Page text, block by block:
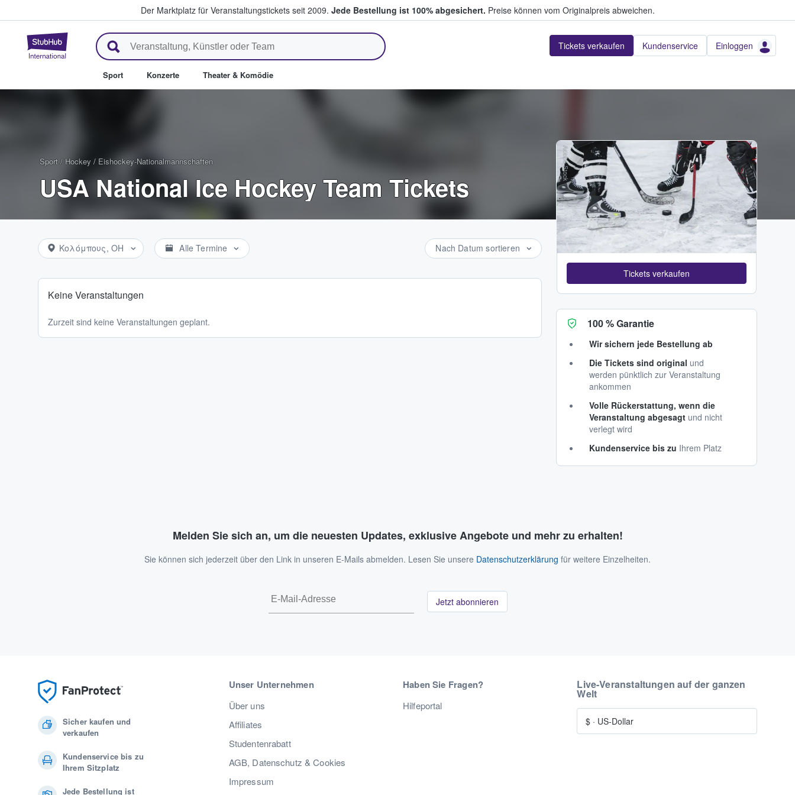
Der Marktplatz für Veranstaltungstickets seit 2009. Jede Bestellung ist 100% abgesichert. Preise können vom Originalpreis abweichen.
StubHub - Wo Fans Tickets kaufen & verkaufen Tickets verkaufen Kundenservice Einloggen
Sport Konzerte Theater & Komödie
Sport / Hockey / Eishockey-Nationalmannschaften
USA National Ice Hockey Team Tickets
Κολόμπους, OH Alle Termine Nach Datum sortieren
Keine Veranstaltungen
Zurzeit sind keine Veranstaltungen geplant.
Adobe Stock
Tickets verkaufen
100 % Garantie
Wir sichern jede Bestellung ab
Die Tickets sind original und
werden pünktlich zur Veranstaltung
ankommen
Volle Rückerstattung, wenn die
Veranstaltung abgesagt und nicht
verlegt wird
Kundenservice bis zu Ihrem Platz
Melden Sie sich an, um die neuesten Updates, exklusive Angebote und mehr zu erhalten!
Sie können sich jederzeit über den Link in unseren E-Mails abmelden. Lesen Sie unsere Datenschutzerklärung für weitere Einzelheiten.
Jetzt abonnieren
Sicher kaufen und
verkaufen
Kundenservice bis zu
Ihrem Sitzplatz
Jede Bestellung ist
Unser Unternehmen
Über uns
Affiliates
Studentenrabatt
AGB, Datenschutz & Cookies
Impressum
Haben Sie Fragen?
Hilfeportal
Live-Veranstaltungen auf der ganzen
Welt
$ · US-Dollar